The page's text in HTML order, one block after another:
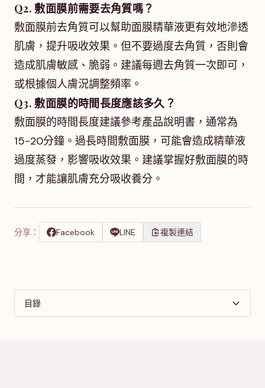
Q2. 敷面膜前需要去角質嗎？
敷面膜前去角質可以幫助面膜精華液更有效地滲透
肌膚，提升吸收效果。但不要過度去角質，否則會
造成肌膚敏感、脆弱。建議每週去角質一次即可，
或根據個人膚況調整頻率。
Q3. 敷面膜的時間長度應該多久？
敷面膜的時間長度建議參考產品說明書，通常為
15-20分鐘。過長時間敷面膜，可能會造成精華液
過度蒸發，影響吸收效果。建議掌握好敷面膜的時
間，才能讓肌膚充分吸收養分。
分享： Facebook LINE 複製連結
目錄